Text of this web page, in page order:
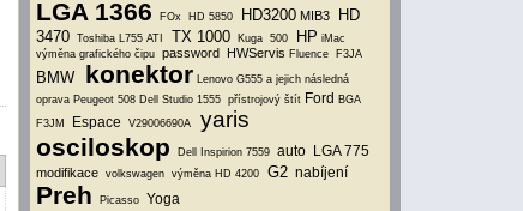
LGA 1366 FOx HD 5850 HD3200 MIB3
HD
3470 Toshiba L755 ATI TX 1000 Kuga 500 HP iMac
výměna grafického čipu password HWServis Fluence F3JA
BMW konektor Lenovo G555 a jejich následná
oprava Peugeot 508 Dell Studio 1555 přístrojový štít Ford BGA
F3JM
Espace V29006690A yaris
osciloskop Dell Inspirion 7559 auto LGA 775
modifikace volkswagen výměna HD 4200 G2 nabíjení
Preh Picasso Yoga